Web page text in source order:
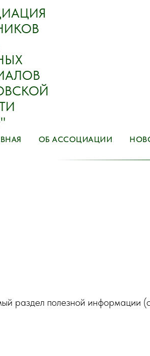
ОБ АССОЦИАЦИИ
раздел полезной информации